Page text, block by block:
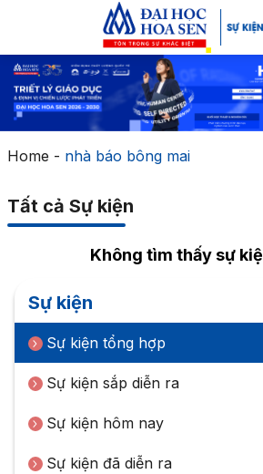
Home - nhà báo bông mai
Tất cả Sự kiện
Không tìm thấy sự
Sự kiện
Sự kiện tổng hợp
Sự kiện sắp diễn ra
Sự kiện hôm nay
Sự kiện đã diễn ra